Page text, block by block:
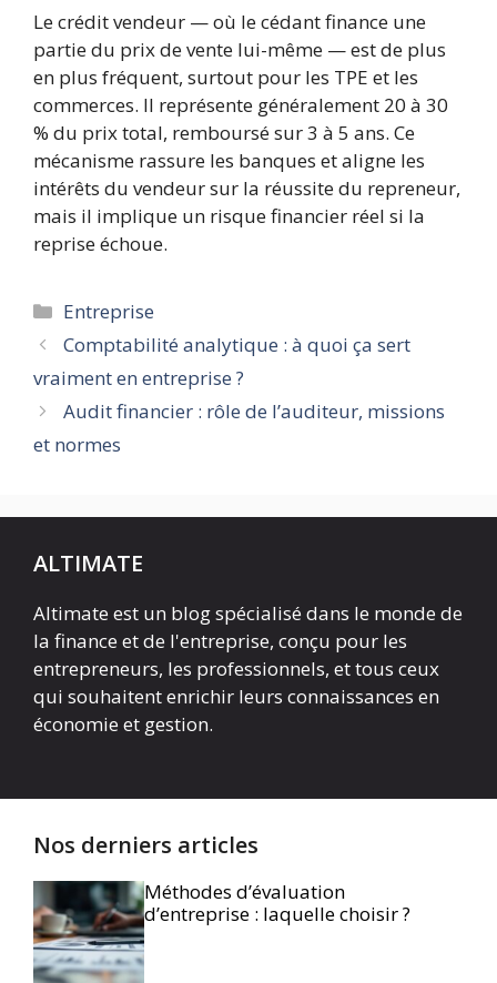
Le crédit vendeur — où le cédant finance une
partie du prix de vente lui-même — est de plus
en plus fréquent, surtout pour les TPE et les
commerces. Il représente généralement 20 à 30
% du prix total, remboursé sur 3 à 5 ans. Ce
mécanisme rassure les banques et aligne les
intérêts du vendeur sur la réussite du repreneur,
mais il implique un risque financier réel si la
reprise échoue.
Catégories
Entreprise
Comptabilité analytique : à quoi ça sert
vraiment en entreprise ?
Audit financier : rôle de l’auditeur, missions
et normes
ALTIMATE
Altimate est un blog spécialisé dans le monde de
la finance et de l'entreprise, conçu pour les
entrepreneurs, les professionnels, et tous ceux
qui souhaitent enrichir leurs connaissances en
économie et gestion.
Nos derniers articles
Méthodes d’évaluation
d’entreprise : laquelle choisir ?